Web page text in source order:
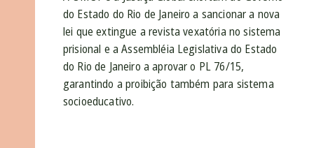
do Estado do Rio de Janeiro a sancionar a nova
lei que extingue a revista vexatória no sistema
prisional e a Assembléia Legislativa do Estado
do Rio de Janeiro a aprovar o PL 76/15,
garantindo a proibição também para sistema
socioeducativo.